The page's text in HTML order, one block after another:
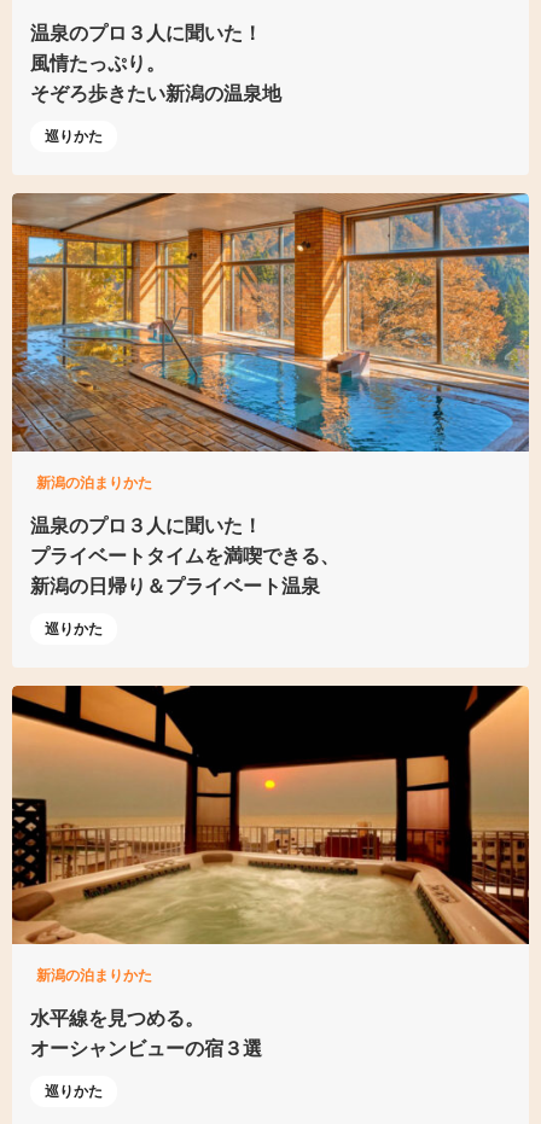
温泉のプロ３人に聞いた！
風情たっぷり。
そぞろ歩きたい新潟の温泉地
巡りかた
新潟の泊まりかた
温泉のプロ３人に聞いた！
プライベートタイムを満喫できる、
新潟の日帰り＆プライベート温泉
巡りかた
新潟の泊まりかた
水平線を見つめる。
オーシャンビューの宿３選
巡りかた